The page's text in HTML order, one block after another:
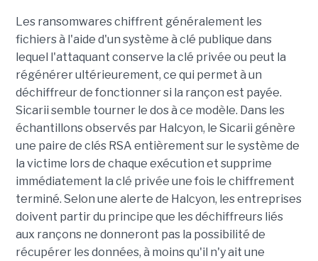
Les ransomwares chiffrent généralement les
fichiers à l'aide d'un système à clé publique dans
lequel l'attaquant conserve la clé privée ou peut la
régénérer ultérieurement, ce qui permet à un
déchiffreur de fonctionner si la rançon est payée.
Sicarii semble tourner le dos à ce modèle. Dans les
échantillons observés par Halcyon, le Sicarii génère
une paire de clés RSA entièrement sur le système de
la victime lors de chaque exécution et supprime
immédiatement la clé privée une fois le chiffrement
terminé. Selon une alerte de Halcyon, les entreprises
doivent partir du principe que les déchiffreurs liés
aux rançons ne donneront pas la possibilité de
récupérer les données, à moins qu'il n'y ait une